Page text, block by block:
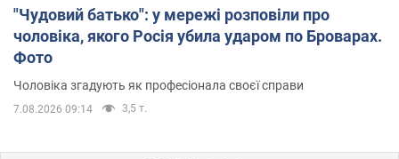
"Чудовий батько": у мережі розповіли про
чоловіка, якого Росія убила ударом по Броварах.
Фото
Чоловіка згадують як професіонала своєї справи
7.08.2026 09:14 3,5 т.